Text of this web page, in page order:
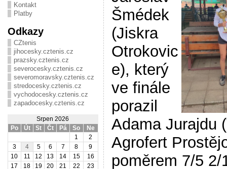
Kontakt
Platby
Odkazy
CZtenis
jihocesky.cztenis.cz
prazsky.cztenis.cz
severocesky.cztenis.cz
severomoravsky.cztenis.cz
stredocesky.cztenis.cz
vychodocesky.cztenis.cz
zapadocesky.cztenis.cz
Srpen 2026
Po
Út St Čt Pá So Ne
1
2
3
4 5 6 7 8
9
10
11 12 13 14 15
16
17
18 19 20 21 22
23
Šmédek
(Jiskra
Otrokovic
e), který
ve finále
porazil
Adama Jurajdu
Agrofert
poměrem 7/5 2/